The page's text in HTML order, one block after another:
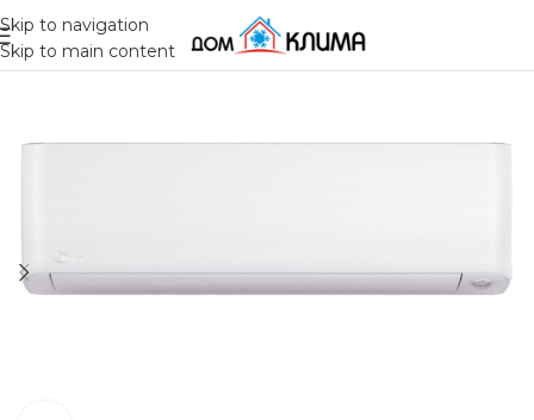
Skip to navigation
Skip to main content